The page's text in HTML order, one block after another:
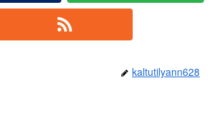
kaltutilyann628